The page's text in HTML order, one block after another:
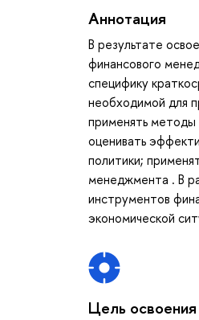
Аннотация
В результате
финансового
специфику
необходимой для
применять методы
оценивать
политики;
менеджмента . В
инструментов
экономической
Цель